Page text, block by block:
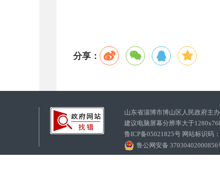
分享：
山东省淄博市博山区人民政府
建议电脑屏幕分辨率大于
鲁ICP备05021825号 网站标识码
鲁公网安备 37030402000856